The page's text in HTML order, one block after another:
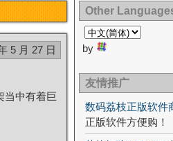
5 月 27 日
当中有着巨
Other
by
友情推广
数码荔枝正版软件
正版软件方便购！